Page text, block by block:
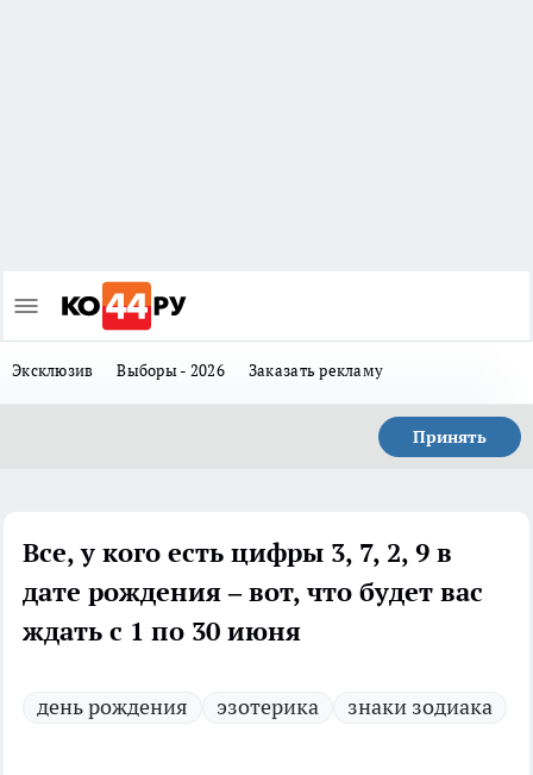
Эксклюзив Выборы - 2026 Заказать рекламу
Принять
Все, у кого есть цифры 3, 7, 2, 9 в
дате рождения – вот, что будет вас
ждать с 1 по 30 июня
день рождения эзотерика знаки зодиака